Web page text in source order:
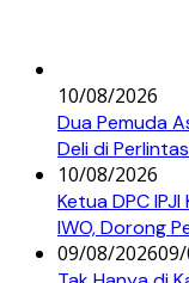
10/08/2026
Dua Pemuda
Deli di
10/08/2026
Ketua DPC
IWO, Dorong
09/08/2026